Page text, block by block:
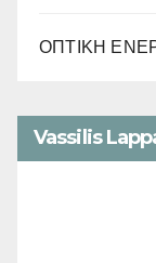
ΟΠΤΙΚΗ
Vassilis